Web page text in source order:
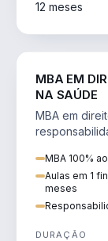
12 meses
MBA EM
NA SAÚDE
MBA em
MBA 100%
Aulas em 1
meses
DURAÇÃO